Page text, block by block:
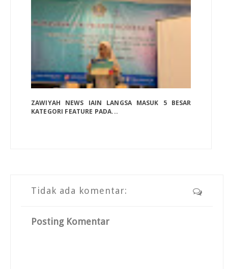
ZAWIYAH NEWS IAIN LANGSA MASUK 5 BESAR
KATEGORI FEATURE PADA...
Tidak ada komentar:
Posting Komentar